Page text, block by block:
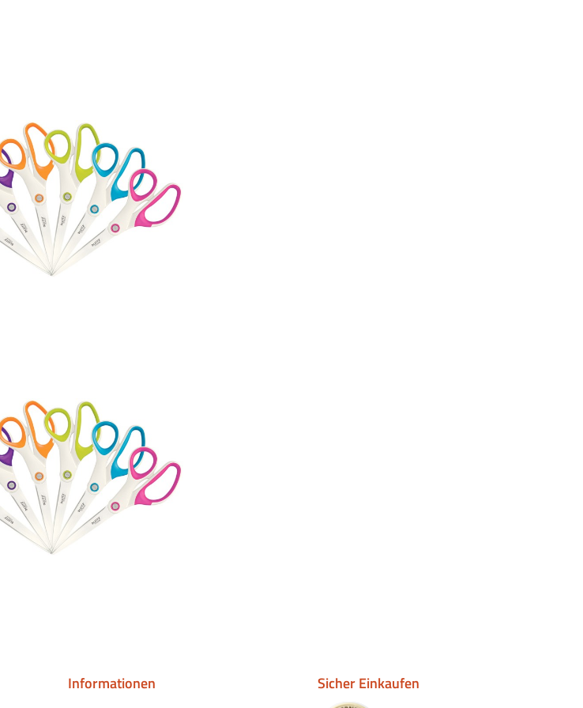
Informationen Sicher Einkaufen